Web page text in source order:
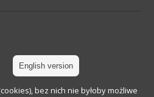
English version
bez nich nie byłoby możliwe